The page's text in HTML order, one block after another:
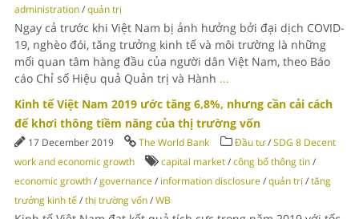
administration/quản trị
Ngay cả trước khi Việt Nam bị ảnh hưởng bởi đại dịch COVID-
19, nghèo đói, tăng trưởng kinh tế và môi trường là những
mối quan tâm hàng đầu của người dân Việt Nam, theo Báo
cáo Chỉ số Hiệu quả Quản trị và Hành ...
Kinh tế Việt Nam 2019 ước tăng 6,8%, nhưng cần cải cách
để khơi thông tiềm năng của thị trường vốn
17 December 2019 The World Bank Đầu tư/SDG 8 Decent
work and economic growth
capital market/công bố thông tin/
economic growth/governance/ information disclosure/quản trị /tăng
trưởng kinh tế/thị trường vốn/WB